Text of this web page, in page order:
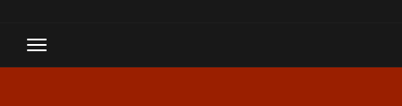
Toggle
Navigation